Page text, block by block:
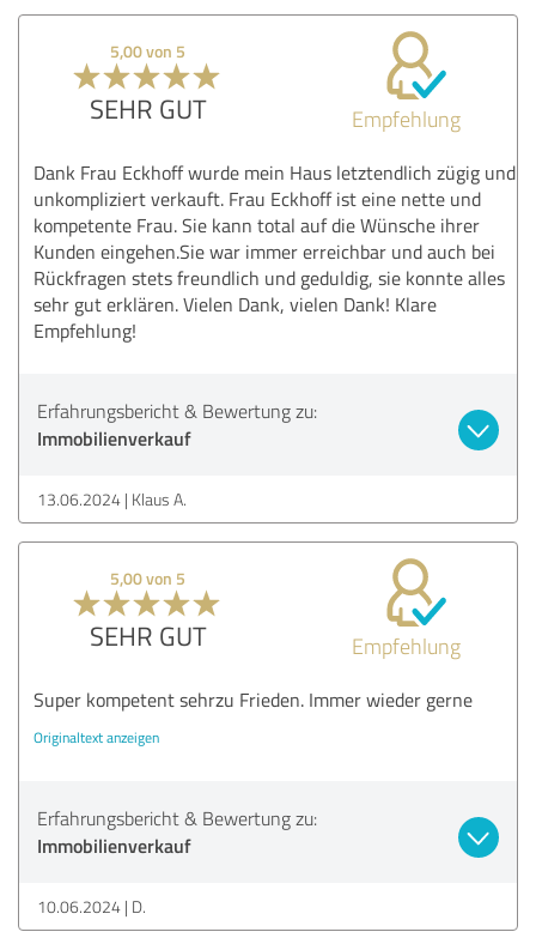
5,00 von 5
SEHR GUT Empfehlung
Dank Frau Eckhoff wurde mein Haus letztendlich zügig und
unkompliziert verkauft. Frau Eckhoff ist eine nette und
kompetente Frau. Sie kann total auf die Wünsche ihrer
Kunden eingehen.Sie war immer erreichbar und auch bei
Rückfragen stets freundlich und geduldig, sie konnte alles
sehr gut erklären. Vielen Dank, vielen Dank! Klare
Empfehlung!
Erfahrungsbericht & Bewertung zu:
Immobilienverkauf
13.06.2024 Klaus A.
5,00 von 5
SEHR GUT Empfehlung
Super kompetent sehrzu Frieden. Immer wieder gerne
Originaltext anzeigen
Erfahrungsbericht & Bewertung zu:
Immobilienverkauf
10.06.2024 D.